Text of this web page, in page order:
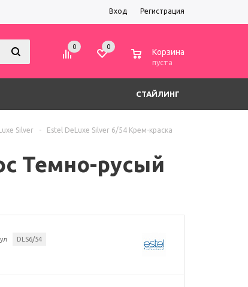
Вход Регистрация
0 0
Корзина
пуста
СТАЙЛИНГ
Silver -
Estel DeLuxe Silver 6/54 Крем-краска
Темно-русый
DLS6/54